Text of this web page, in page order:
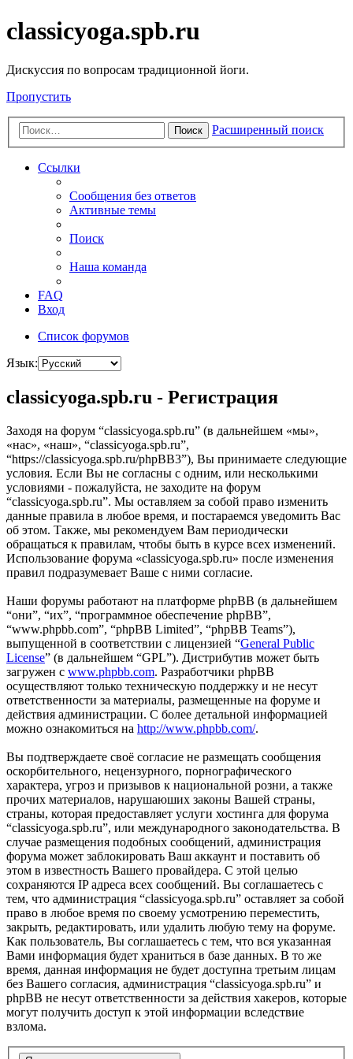
classicyoga.spb.ru
Дискуссия по вопросам традиционной йоги.
Пропустить
Поиск Расширенный поиск
Ссылки
Сообщения без ответов
Активные темы
Поиск
Наша команда
FAQ
Вход
Список форумов
Язык:
classicyoga.spb.ru - Регистрация
Заходя на форум “classicyoga.spb.ru” (в дальнейшем «мы»,
«нас», «наш», “classicyoga.spb.ru”,
“https://classicyoga.spb.ru/phpBB3”), Вы принимаете следующие
условия. Если Вы не согласны с одним, или несколькими
условиями - пожалуйста, не заходите на форум
“classicyoga.spb.ru”. Мы оставляем за собой право изменить
данные правила в любое время, и постараемся уведомить Вас
об этом. Также, мы рекомендуем Вам периодически
обращаться к правилам, чтобы быть в курсе всех изменений.
Использование форума «classicyoga.spb.ru» после изменения
правил подразумевает Ваше с ними согласие.
Наши форумы работают на платформе phpBB (в дальнейшем
“они”, “их”, “программное обеспечение phpBB”,
“www.phpbb.com”, “phpBB Limited”, “phpBB Teams”),
выпущенной в соответствии с лицензией “General Public
License” (в дальнейшем “GPL”). Дистрибутив может быть
загружен с www.phpbb.com. Разработчики phpBB
осуществляют только техническую поддержку и не несут
ответственности за материалы, размещенные на форуме и
действия администрации. С более детальной информацией
можно ознакомиться на http://www.phpbb.com/.
Вы подтверждаете своё согласие не размещать сообщения
оскорбительного, нецензурного, порнографического
характера, угроз и призывов к национальной розни, а также
прочих материалов, нарушаюших законы Вашей страны,
страны, которая предоставляет услуги хостинга для форума
“classicyoga.spb.ru”, или международного законодательства. В
случае размещения подобных сообщений, администрация
форума может заблокировать Ваш аккаунт и поставить об
этом в известность Вашего провайдера. С этой целью
сохраняются IP адреса всех сообщений. Вы соглашаетесь с
тем, что администрация “classicyoga.spb.ru” оставляет за собой
право в любое время по своему усмотрению переместить,
закрыть, редактировать, или удалить любую тему на форуме.
Как пользователь, Вы соглашаетесь с тем, что вся указанная
Вами информация будет храниться в базе данных. В то же
время, данная информация не будет доступна третьим лицам
без Вашего согласия, администрация “classicyoga.spb.ru” и
phpBB не несут ответственности за действия хакеров, которые
могут получить доступ к этой информации вследствие
взлома.